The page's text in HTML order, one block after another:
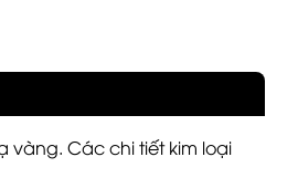
vàng. Các chi tiết kim loại